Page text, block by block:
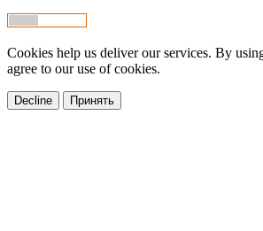
Cookies help us deliver our services. By
agree to our use of cookies.
Decline Принять